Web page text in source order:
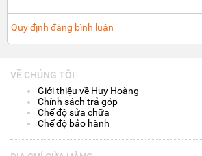
Quy định đăng bình luận
VỀ CHÚNG TÔI
Giới thiệu về Huy Hoàng
Chính sách trả góp
Chế độ sửa chữa
Chế độ bảo hành